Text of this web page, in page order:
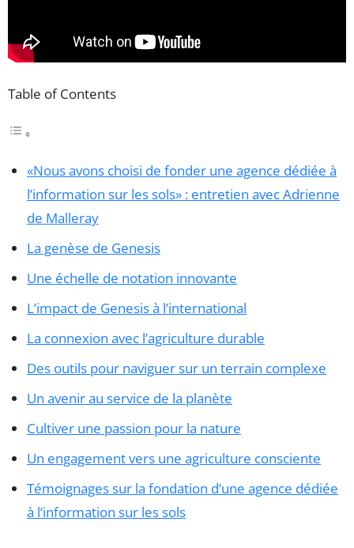
Table of Contents
«Nous avons choisi de fonder une agence dédiée à
l’information sur les sols» : entretien avec Adrienne
de Malleray
La genèse de Genesis
Une échelle de notation innovante
L’impact de Genesis à l’international
La connexion avec l’agriculture durable
Des outils pour naviguer sur un terrain complexe
Un avenir au service de la planète
Cultiver une passion pour la nature
Un engagement vers une agriculture consciente
Témoignages sur la fondation d’une agence dédiée
à l’information sur les sols